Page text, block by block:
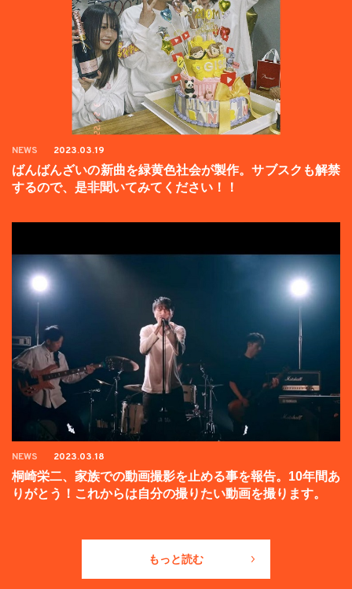
NEWS 2023.03.19
ばんばんざいの新曲を緑黄色社会が製作。サブスクも解禁
するので、是非聞いてみてください！！
NEWS 2023.03.18
桐崎栄二、家族での動画撮影を止める事を報告。10年間あ
りがとう！これからは自分の撮りたい動画を撮ります。
もっと読む